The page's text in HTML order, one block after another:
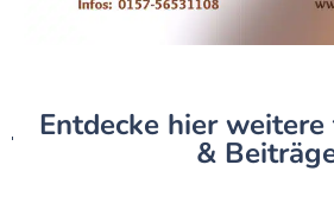
Entdecke hier
&